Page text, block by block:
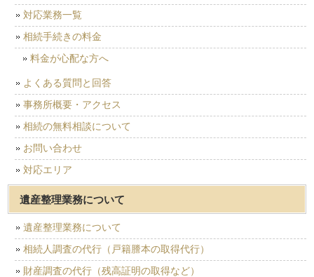
対応業務一覧
相続手続きの料金
料金が心配な方へ
よくある質問と回答
事務所概要・アクセス
相続の無料相談について
お問い合わせ
対応エリア
遺産整理業務について
遺産整理業務について
相続人調査の代行（戸籍謄本の取得代行）
財産調査の代行（残高証明の取得など）